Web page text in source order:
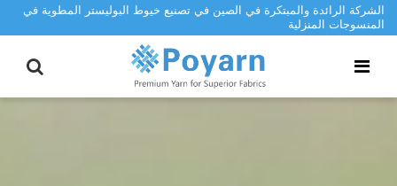
الشركة الرائدة والمبتكرة في الصين في تصنيع خيوط البوليستر المطوية في
المنسوجات المنزلية